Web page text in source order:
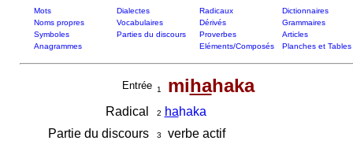
Mots Dialectes Radicaux
Dictionnaires
Noms propres
Vocabulaires Dérivés
Grammaires
Symboles
Parties du discours Proverbes
Articles
Anagrammes
Eléments/Composés Planches et Tables
Entrée 1 mihahaka
Radical 2 hahaka
Partie du discours
3
verbe actif